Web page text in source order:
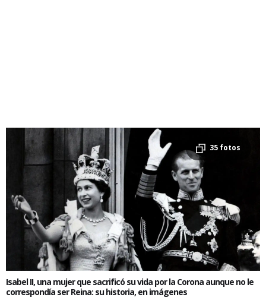
35 fotos
Isabel II, una mujer que sacrificó su vida por la Corona aunque no le
correspondía ser Reina: su historia, en imágenes